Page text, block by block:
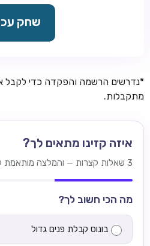
שחק
*נדרשים הרשמה והפקדה כדי לקבל
מתקבלות.
איזה קזינו מתאים לך?
3 שאלות קצרות — והמלצה מותאמת לשחקנים מישראל.
מה הכי חשוב לך?
בונוס קבלת פנים גדול